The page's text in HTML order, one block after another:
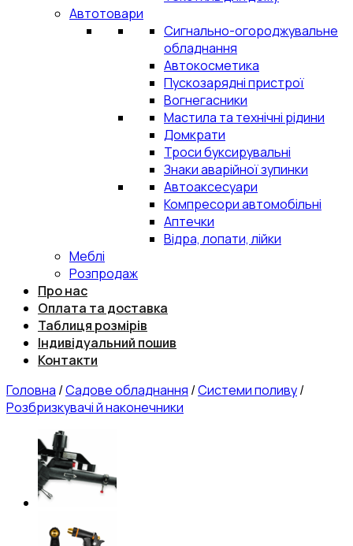
Автотовари
Сигнально-огороджувальне
обладнання
Автокосметика
Пускозарядні пристрої
Вогнегасники
Мастила та технічні рідини
Домкрати
Троси буксирувальні
Знаки аварійної зупинки
Автоаксесуари
Компресори автомобільні
Аптечки
Відра, лопати, лійки
Меблі
Розпродаж
Про нас
Оплата та доставка
Таблиця розмірів
Індивідуальний пошив
Контакти
Головна /Садове обладнання /Системи поливу/
Розбризкувачі й наконечники